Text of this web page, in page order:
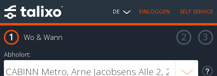
DE EINLOGGEN SELF SERVICE
Wo & Wann
Abholort: